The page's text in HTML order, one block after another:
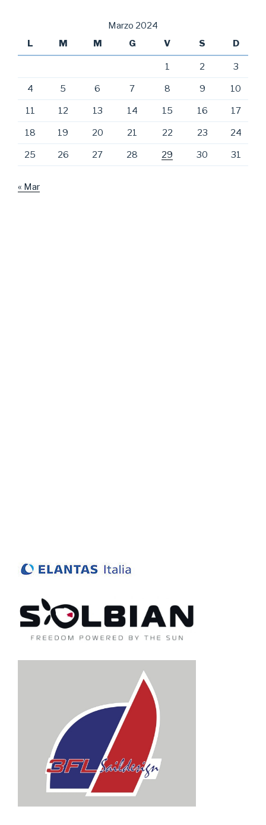
Marzo 2024
L
M M G V S D
1 2 3
4 5 6 7 8 9 10
11 12 13 14 15 16 17
18 19 20 21 22 23 24
25 26 27 28 29 30 31
« Mar